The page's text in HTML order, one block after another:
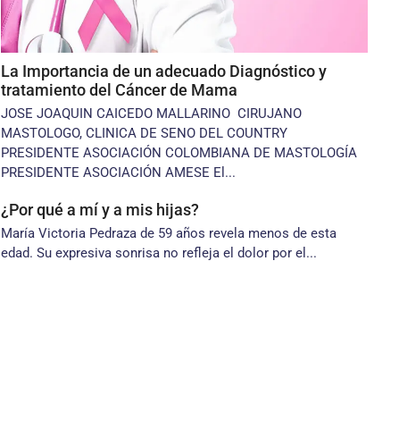
La Importancia de un adecuado Diagnóstico y
tratamiento del Cáncer de Mama
JOSE JOAQUIN CAICEDO MALLARINO CIRUJANO
MASTOLOGO, CLINICA DE SENO DEL COUNTRY
PRESIDENTE ASOCIACIÓN COLOMBIANA DE MASTOLOGÍA
PRESIDENTE ASOCIACIÓN AMESE El...
¿Por qué a mí y a mis hijas?
María Victoria Pedraza de 59 años revela menos de esta
edad. Su expresiva sonrisa no refleja el dolor por el...